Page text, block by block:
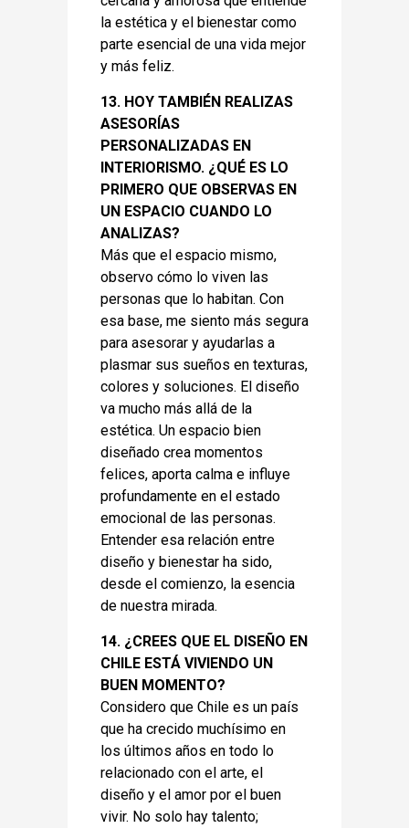
la estética y el bienestar como
parte esencial de una vida mejor
y más feliz.
13. HOY TAMBIÉN REALIZAS
ASESORÍAS
PERSONALIZADAS EN
INTERIORISMO. ¿QUÉ ES LO
PRIMERO QUE OBSERVAS EN
UN ESPACIO CUANDO LO
ANALIZAS?
Más que el espacio mismo,
observo cómo lo viven las
personas que lo habitan. Con
esa base, me siento más segura
para asesorar y ayudarlas a
plasmar sus sueños en texturas,
colores y soluciones. El diseño
va mucho más allá de la
estética. Un espacio bien
diseñado crea momentos
felices, aporta calma e influye
profundamente en el estado
emocional de las personas.
Entender esa relación entre
diseño y bienestar ha sido,
desde el comienzo, la esencia
de nuestra mirada.
14. ¿CREES QUE EL DISEÑO EN
CHILE ESTÁ VIVIENDO UN
BUEN MOMENTO?
Considero que Chile es un país
que ha crecido muchísimo en
los últimos años en todo lo
relacionado con el arte, el
diseño y el amor por el buen
vivir. No solo hay talento;